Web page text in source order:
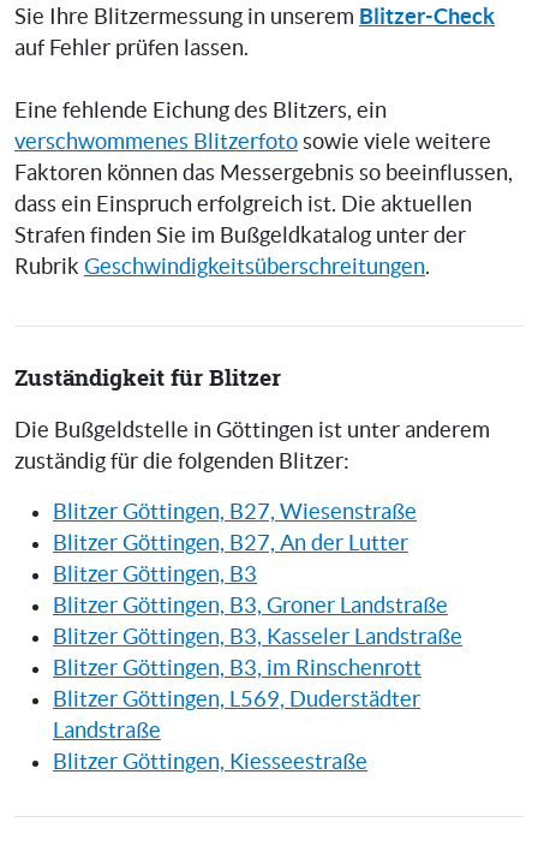
Sie Ihre Blitzermessung in unserem Blitzer-Check
auf Fehler prüfen lassen.
Eine fehlende Eichung des Blitzers, ein
verschwommenes Blitzerfoto sowie viele weitere
Faktoren können das Messergebnis so beeinflussen,
dass ein Einspruch erfolgreich ist. Die aktuellen
Strafen finden Sie im Bußgeldkatalog unter der
Rubrik Geschwindigkeitsüberschreitungen.
Zuständigkeit für Blitzer
Die Bußgeldstelle in Göttingen ist unter anderem
zuständig für die folgenden Blitzer:
Blitzer Göttingen, B27, Wiesenstraße
Blitzer Göttingen, B27, An der Lutter
Blitzer Göttingen, B3
Blitzer Göttingen, B3, Groner Landstraße
Blitzer Göttingen, B3, Kasseler Landstraße
Blitzer Göttingen, B3, im Rinschenrott
Blitzer Göttingen, L569, Duderstädter
Landstraße
Blitzer Göttingen, Kiesseestraße